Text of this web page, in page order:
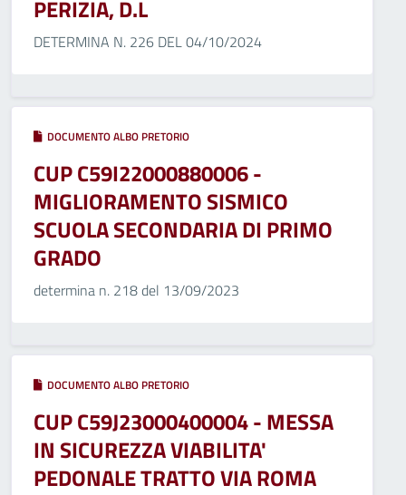
PERIZIA, D.L
DETERMINA N. 226 DEL 04/10/2024
DOCUMENTO ALBO PRETORIO
CUP C59I22000880006 -
MIGLIORAMENTO SISMICO
SCUOLA SECONDARIA DI PRIMO
GRADO
determina n. 218 del 13/09/2023
DOCUMENTO ALBO PRETORIO
CUP C59J23000400004 - MESSA
IN SICUREZZA VIABILITA'
PEDONALE TRATTO VIA ROMA